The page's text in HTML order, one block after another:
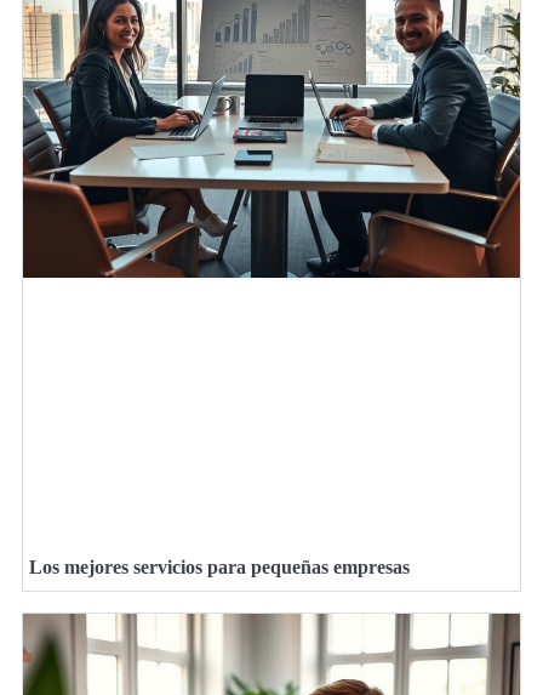
Los mejores servicios para pequeñas empresas